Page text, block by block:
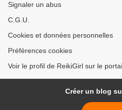
Signaler un abus
C.G.U.
Cookies et données personnelles
Préférences cookies
Voir le profil de ReikiGirl sur le
Créer un blog